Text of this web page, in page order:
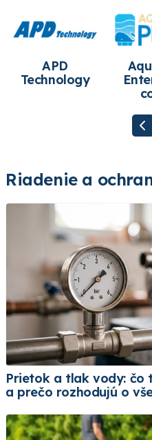
APD
Technology
Riadenie a
Prietok a tlak vody: čo
a prečo rozhodujú o